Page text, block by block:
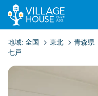
地域: 全国 東北 青森県
七戸